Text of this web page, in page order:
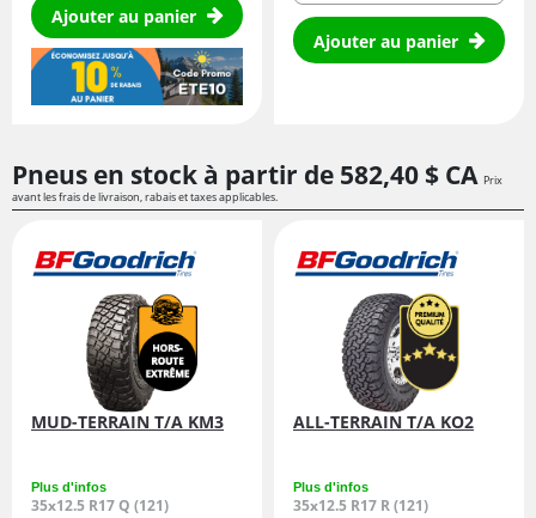
Ajouter au panier
Ajouter au panier
Pneus en stock à partir de 582,40 $ CA Prix
avant les frais de livraison, rabais et taxes applicables.
MUD-TERRAIN T/A KM3
Plus d'infos
35x12.5 R17 Q (121)
ALL-TERRAIN T/A KO2
Plus d'infos
35x12.5 R17 R (121)